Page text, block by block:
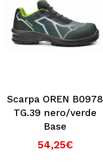
Scarpa OREN B0978
TG.39 nero/verde
Base
54,25€